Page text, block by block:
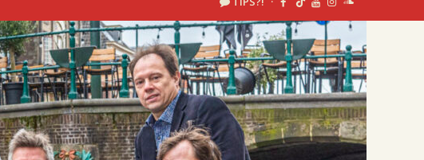
18.00
Je luistert nu naaruur 1 van 1
«Vorig uur Volgend uur»